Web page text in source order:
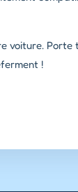
voiture.
!